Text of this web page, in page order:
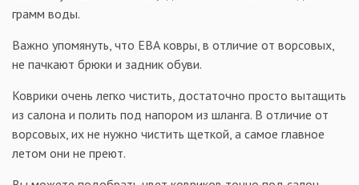
грамм воды.
Важно упомянуть, что ЕВА ковры, в отличие от ворсовых,
не пачкают брюки и задник обуви.
Коврики очень легко чистить, достаточно просто вытащить
из салона и полить под напором из шланга. В отличие от
ворсовых, их не нужно чистить щеткой, а самое главное
летом они не преют.